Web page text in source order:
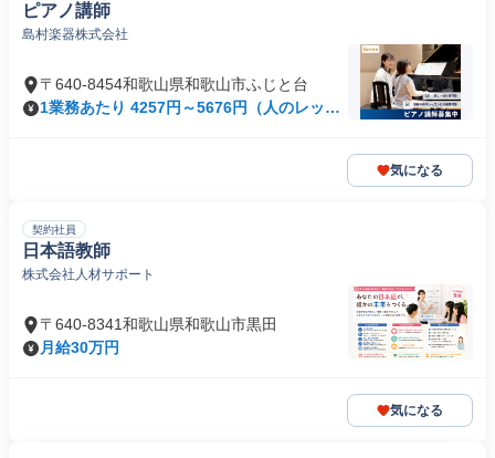
ピアノ講師
島村楽器株式会社
〒640-8454和歌山県和歌山市ふじと台
1業務あたり 4257円～5676円（人のレッス
気になる
契約社員
日本語教師
株式会社人材サポート
〒640-8341和歌山県和歌山市黒田
月給30万円
気になる